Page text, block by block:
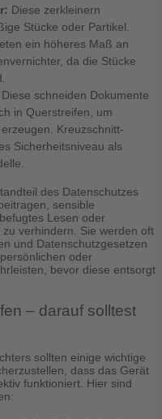
Diese zerkleinern
Stücke oder Partikel.
ein höheres Maß an
da die Stücke
Diese schneiden Dokumente
in Querstreifen, um
Kreuzschnitt-
Sicherheitsniveau als
des Datenschutzes
sensible
Lesen oder
verhindern. Sie werden oft
und Datenschutzgesetzen
oder
bevor diese entsorgt
– darauf solltest
sollten einige wichtige
dass das Gerät
funktioniert. Hier sind